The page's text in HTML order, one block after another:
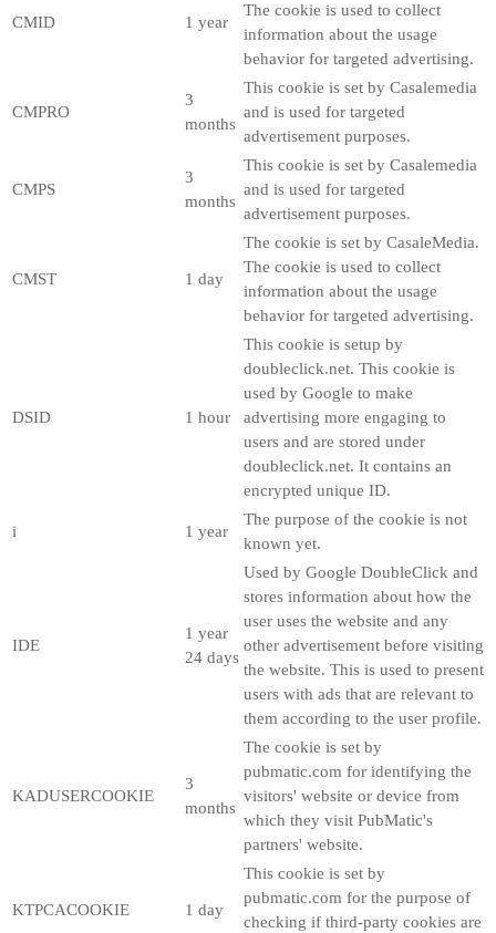
CMID 1 year
The cookie is used to collect
information about the usage
behavior for targeted advertising.
CMPRO
3
months
This cookie is set by Casalemedia
and is used for targeted
advertisement purposes.
CMPS
3
months
This cookie is set by Casalemedia
and is used for targeted
advertisement purposes.
CMST 1 day
The cookie is set by CasaleMedia.
The cookie is used to collect
information about the usage
behavior for targeted advertising.
DSID 1 hour
This cookie is setup by
doubleclick.net. This cookie is
used by Google to make
advertising more engaging to
users and are stored under
doubleclick.net. It contains an
encrypted unique ID.
i 1 year
The purpose of the cookie is not
known yet.
IDE
1 year
24 days
Used by Google DoubleClick and
stores information about how the
user uses the website and any
other advertisement before visiting
the website. This is used to present
users with ads that are relevant to
them according to the user profile.
KADUSERCOOKIE
3
months
The cookie is set by
pubmatic.com for identifying the
visitors' website or device from
which they visit PubMatic's
partners' website.
KTPCACOOKIE 1 day
This cookie is set by
pubmatic.com for the purpose of
checking if third-party cookies are